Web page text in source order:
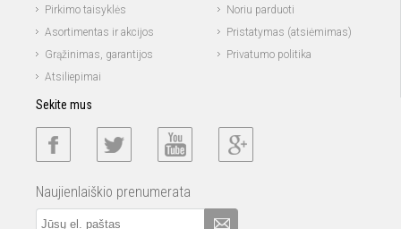
Pirkimo taisyklės
Noriu parduoti
Asortimentas ir akcijos
Pristatymas (atsiėmimas)
Grąžinimas, garantijos
Privatumo politika
Atsiliepimai
Sekite mus
Naujienlaiškio prenumerata